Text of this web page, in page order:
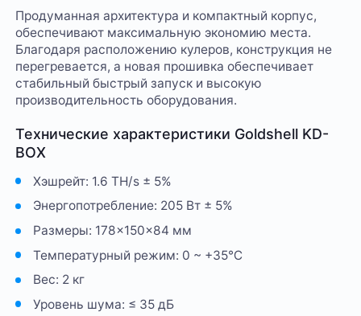
Продуманная архитектура и компактный корпус,
обеспечивают максимальную экономию места.
Благодаря расположению кулеров, конструкция не
перегревается, а новая прошивка обеспечивает
стабильный быстрый запуск и высокую
производительность оборудования.
Технические характеристики Goldshell KD-
BOX
Хэшрейт: 1.6 TH/s ± 5%
Энергопотребление: 205 Вт ± 5%
Размеры: 178×150×84 мм
Температурный режим: 0 ~ +35℃
Вес: 2 кг
Уровень шума: ≤ 35 дБ